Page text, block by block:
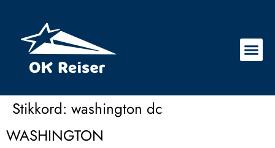
Stikkord: washington dc
WASHINGTON